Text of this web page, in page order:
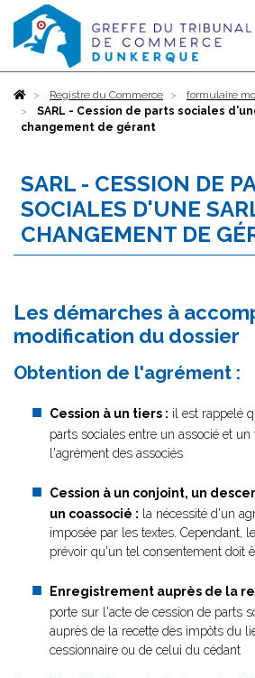
AccueilRegistre du Commerce
formulaire
SARL - Cession de parts sociales
changement de gérant
SARL - CESSION DE
SOCIALES D'UNE
CHANGEMENT DE
Les démarches à
modification du dossier
Obtention de l'agrément :
Cession à un tiers : il est rappelé
parts sociales entre un associé et
l'agrément des associés
Cession à un conjoint, un
un coassocié : la nécessité d'un
imposée par les textes. Cependant,
prévoir qu'un tel consentement doit
Enregistrement auprès de la
porte sur l'acte de cession de parts
auprès de la recette des impôts du
cessionnaire ou de celui du cédant